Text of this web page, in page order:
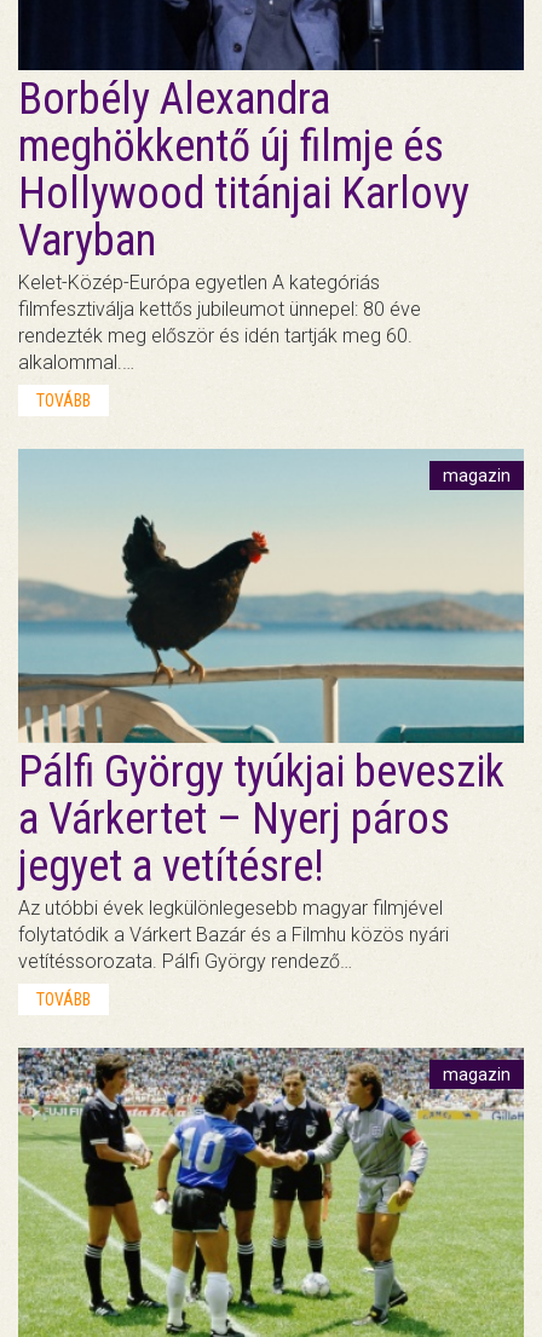
Borbély Alexandra
meghökkentő új filmje és
Hollywood titánjai Karlovy
Varyban
Kelet-Közép-Európa egyetlen A kategóriás
filmfesztiválja kettős jubileumot ünnepel: 80 éve
rendezték meg először és idén tartják meg 60.
alkalommal.…
TOVÁBB
magazin
Pálfi György tyúkjai beveszik
a Várkertet – Nyerj páros
jegyet a vetítésre!
Az utóbbi évek legkülönlegesebb magyar filmjével
folytatódik a Várkert Bazár és a Filmhu közös nyári
vetítéssorozata. Pálfi György rendező…
TOVÁBB
magazin